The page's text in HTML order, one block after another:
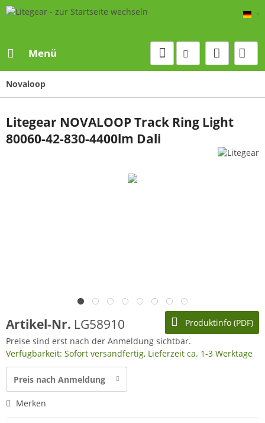
Menü
Novaloop
Litegear NOVALOOP Track Ring Light
80060-42-830-4400lm Dali
Produktinfo (PDF)
Artikel-Nr. LG58910
Preise sind erst nach der Anmeldung sichtbar.
Verfügbarkeit: Sofort versandfertig, Lieferzeit ca. 1-3 Werktage
Preis nach Anmeldung
Merken